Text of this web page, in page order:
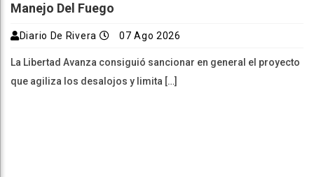
Manejo Del Fuego
Diario De Rivera 07 Ago 2026
La Libertad Avanza consiguió sancionar en general el proyecto
que agiliza los desalojos y limita […]